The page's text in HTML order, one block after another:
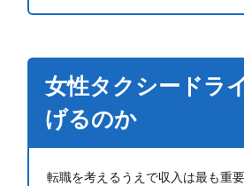
女性タクシードラ
げるのか
転職を考えるうえで収入は最も重